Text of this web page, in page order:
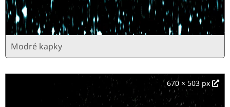
Modré kapky
670 × 503 px